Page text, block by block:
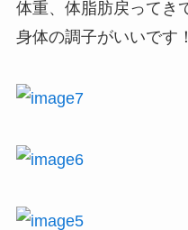
体重、体脂肪戻ってき
身体の調子がいいです！